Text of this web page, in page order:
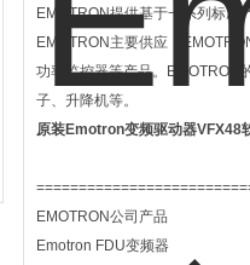
EMOTRON提供基于一系列标准
EMOTRON主要供应：
功率监控器等产品。EMOTRON
子、升降机等。
原装Emotron变频驱动器VFX48
EMOTRON公司产品
Emotron FDU变频器